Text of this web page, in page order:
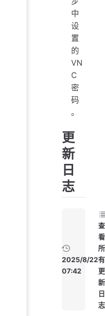
中
设
置
的
VN
C
密
码
。
更
新
日
志
2025/8/22
07:42
查
看
所
有
更
新
日
志